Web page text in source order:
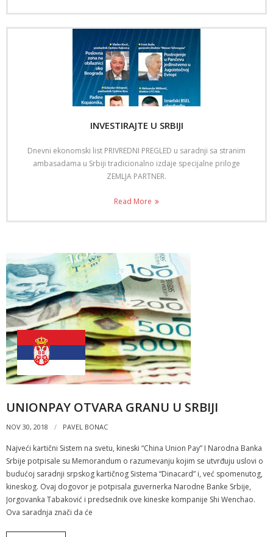
INVESTIRAJTE U SRBIJI
Dnevni ekonomski list PRIVREDNI PREGLED u saradnji sa stranim
ambasadama u Srbiji tradicionalno izdaje specijalne priloge
ZEMLJA PARTNER.
Read More
UNIONPAY OTVARA GRANU U SRBIJI
NOV 30, 2018 PAVEL BONAC
Najveći kartični Sistem na svetu, kineski “China Union Pay” I Narodna Banka
Srbije potpisale su Memorandum o razumevanju kojim se utvrđuju uslovi o
budućoj saradnji srpskog kartičnog Sistema “Dinacard” i, već spomenutog,
kineskog. Ovaj dogovor je potpisala guvernerka Narodne Banke Srbije,
Jorgovanka Tabaković i predsednik ove kineske kompanije Shi Wenchao.
Ova saradnja znači da će